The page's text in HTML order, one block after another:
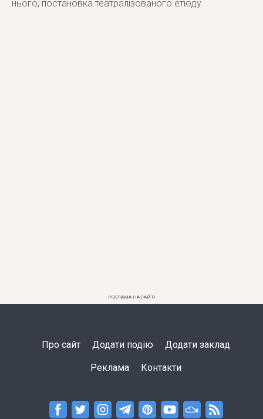
нього, постановка театралізованого етюду
РЕКЛАМА НА САЙТІ
Про сайт Додати подію Додати заклад
Реклама Контакти